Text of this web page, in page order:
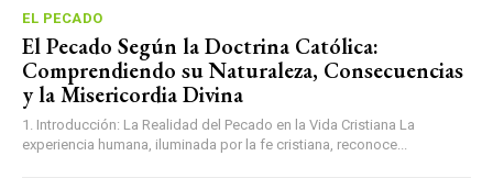
EL PECADO
El Pecado Según la Doctrina Católica:
Comprendiendo su Naturaleza, Consecuencias
y la Misericordia Divina
1. Introducción: La Realidad del Pecado en la Vida Cristiana La
experiencia humana, iluminada por la fe cristiana, reconoce...